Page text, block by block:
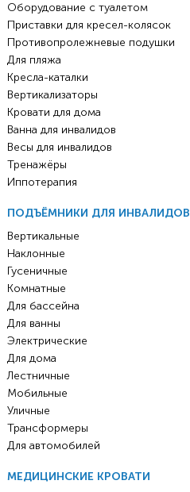
Оборудование с туалетом
Приставки для кресел-колясок
Противопролежневые подушки
Для пляжа
Кресла-каталки
Вертикализаторы
Кровати для дома
Ванна для инвалидов
Весы для инвалидов
Тренажёры
Иппотерапия
ПОДЪЁМНИКИ ДЛЯ ИНВАЛИДОВ
Вертикальные
Наклонные
Гусеничные
Комнатные
Для бассейна
Для ванны
Электрические
Для дома
Лестничные
Мобильные
Уличные
Трансформеры
Для автомобилей
МЕДИЦИНСКИЕ КРОВАТИ